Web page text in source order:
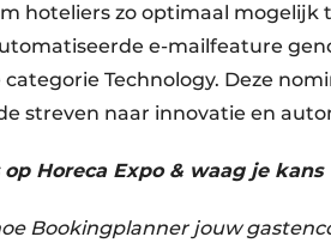
hoteliers zo optimaal mogelijk
e-mailfeature
Technology. Deze
streven naar innovatie en
op Horeca Expo & waag je kans
Bookingplanner jouw